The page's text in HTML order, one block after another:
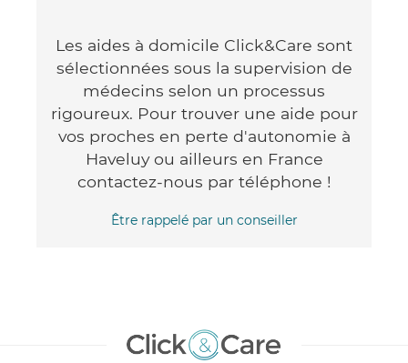
Les aides à domicile Click&Care sont
sélectionnées sous la supervision de
médecins selon un processus
rigoureux. Pour trouver une aide pour
vos proches en perte d'autonomie à
Haveluy ou ailleurs en France
contactez-nous par téléphone !
Être rappelé par un conseiller